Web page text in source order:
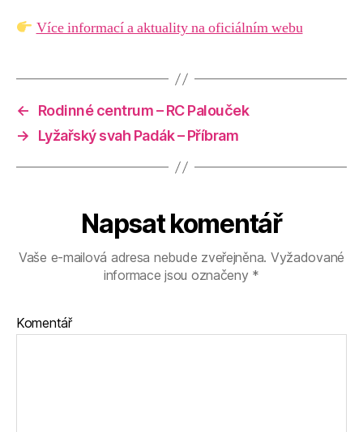
Více informací a aktuality na oficiálním webu
←
Rodinné centrum – RC Palouček
→
Lyžařský svah Padák – Příbram
Napsat komentář
Vaše e-mailová adresa nebude zveřejněna. Vyžadované
informace jsou označeny *
Komentář